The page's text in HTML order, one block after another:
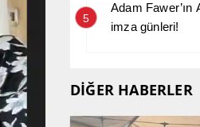
5
Adam Fawer’ın
imza günleri!
DİĞER HABERLER